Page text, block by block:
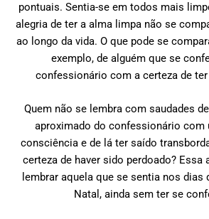
pontuais. Sentia-se em todos mais
alegria de ter a alma limpa não se
ao longo da vida. O que pode se
exemplo, de alguém que se
confessionário com a certeza de
Quem não se lembra com saudades
aproximado do confessionário com
consciência e de lá ter saído
certeza de haver sido perdoado? Essa
lembrar aquela que se sentia nos dias
Natal, ainda sem ter se